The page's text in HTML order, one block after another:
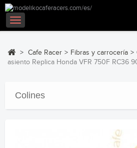
Navegación
Toggle
> Cafe Racer > Fibras y carrocería >
asiento Replica Honda VFR 750F RC36
Colines